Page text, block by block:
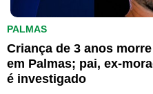
PALMAS
Criança de 3 anos
em Palmas; pai, ex-
é investigado